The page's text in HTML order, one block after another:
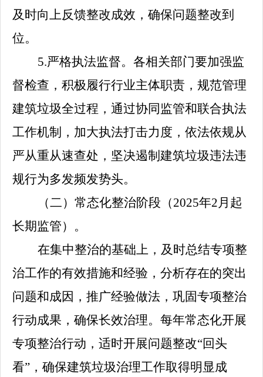
及时向上反馈整改成效，确保问题整改到
位。
5.严格执法监督。各相关部门要加强监
督检查，积极履行行业主体职责，规范管理
建筑垃圾全过程，通过协同监管和联合执法
工作机制，加大执法打击力度，依法依规从
严从重从速查处，坚决遏制建筑垃圾违法违
规行为多发频发势头。
（二）常态化整治阶段（2025年2月起
长期监管）。
在集中整治的基础上，及时总结专项整
治工作的有效措施和经验，分析存在的突出
问题和成因，推广经验做法，巩固专项整治
行动成果，确保长效治理。每年常态化开展
专项整治行动，适时开展问题整改“回头
看”，确保建筑垃圾治理工作取得明显成